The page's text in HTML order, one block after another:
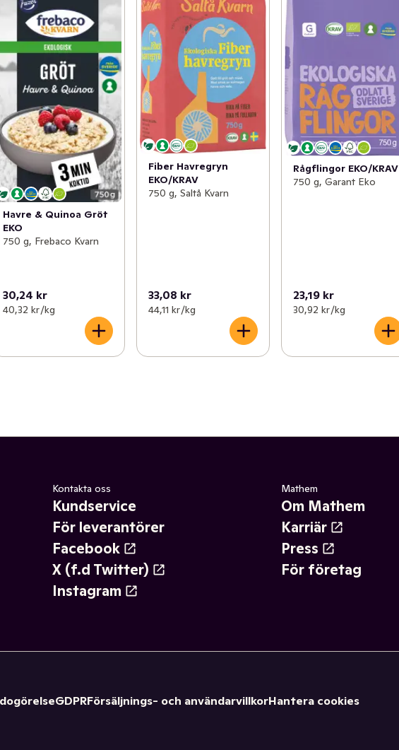
Havre & Quinoa Gröt
EKO
750 g, Frebaco Kvarn
30,24 kr
40,32 kr /kg
Fiber Havregryn
EKO/KRAV
750 g, Saltå Kvarn
33,08 kr
44,11 kr /kg
Rågflingor EKO/KRAV
750 g, Garant Eko
23,19 kr
30,92 kr /kg
Kontakta oss
Kundservice
För leverantörer
Facebook
X (f.d Twitter)
Instagram
Mathem
Om Mathem
Karriär
Press
För företag
GDPRFörsäljnings- och användarvillkorHantera cookies